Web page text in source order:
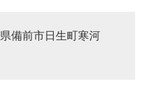
備前市日生町寒河